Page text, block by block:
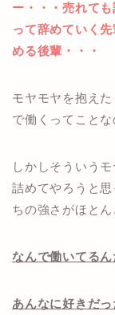
ー・・・売れて
って辞めていく
める後輩・・・
モヤモヤを抱え
で働くってこと
しかしそういう
詰めてやろうと
ちの強さがほとん
なんで働いてるん
あんなに好きだ